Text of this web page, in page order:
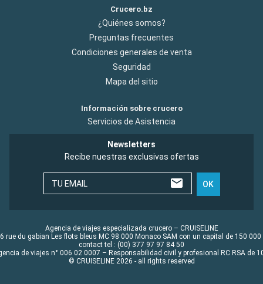
Crucero.bz
¿Quiénes somos?
Preguntas frecuentes
Condiciones generales de venta
Seguridad
Mapa del sitio
Información sobre crucero
Servicios de Asistencia
Newsletters
Recibe nuestras exclusivas ofertas
TU EMAIL OK
Agencia de viajes especializada crucero – CRUISELINE
rue du gabian Les flots bleus MC 98 000 Monaco SAM con un capital de 150 000
contact tel : (00) 377 97 97 84 50
de viajes n° 006 02 0007 – Responsabilidad civil y profesional RC RSA de
© CRUISELINE 2026 - all rights reserved